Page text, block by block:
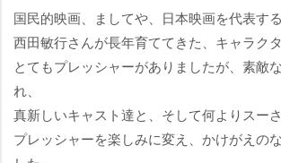
国民的映画、ましてや、日本映画を代表する
西田敏行さんが長年育ててきた、キャラクタ
とてもプレッシャーがありましたが、素敵
れ、
真新しいキャスト達と、そして何よりスーさ
プレッシャーを楽しみに変え、かけがえの